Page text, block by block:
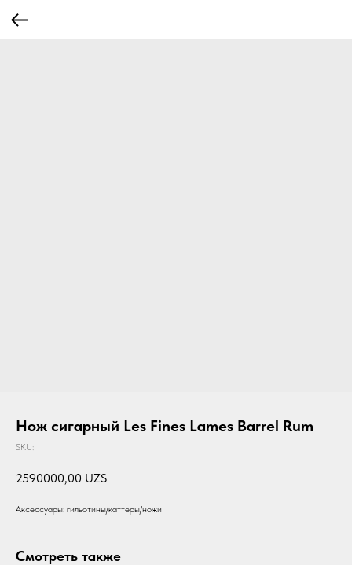
Нож сигарный Les Fines Lames Barrel Rum
SKU:
2590000,00 UZS
Аксессуары: гильотины/каттеры/ножи
Смотреть также